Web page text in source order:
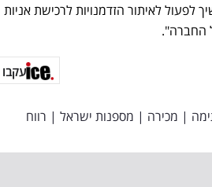
לפעול לאיתור הזדמנויות לרכישת
החברה".
עקבו
| מכירה | מספנות ישראל | רווח